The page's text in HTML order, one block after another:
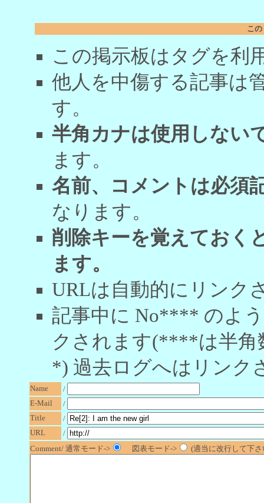
こ
この掲示板はタグを利
他人を中傷する記事は
す。
半角カナは使用しない
ます。
名前、コメントは必須
なります。
削除キーを覚えておく
ます。
URLは自動的にリンク
記事中に No**** のよ
クされます(****は半角
*) 過去ログへはリンク
Name
/
E-Mail
/
Title
/
URL
/
Comment/ 通常モード->
図表モード-> (適当に改行して下